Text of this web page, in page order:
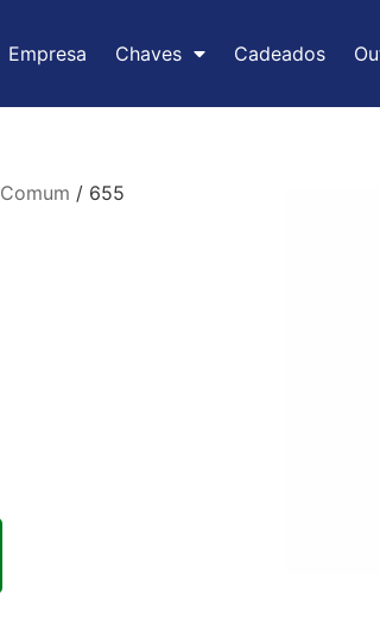
Empresa Chaves Cadeados
Comum / 655